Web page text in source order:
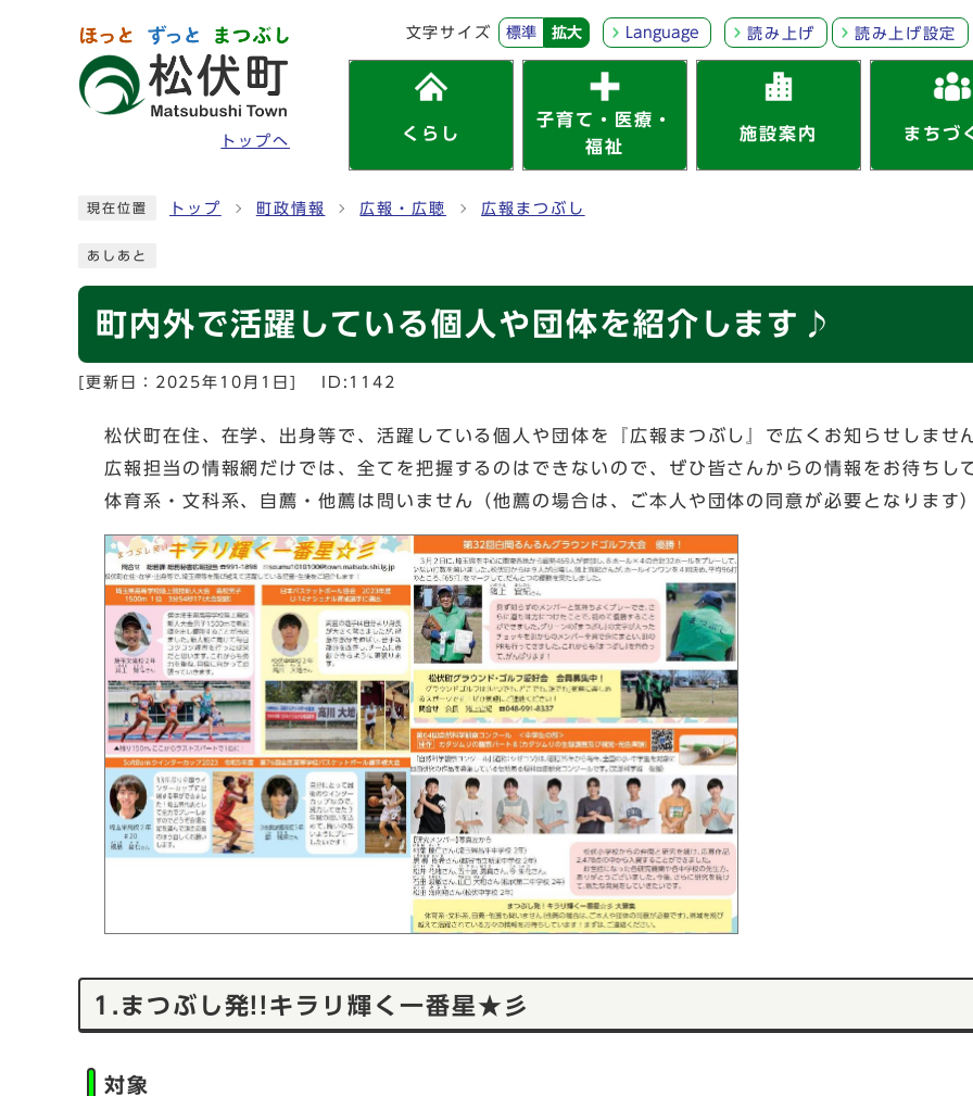
トップへ
文字サイズ 標準 拡大 Language 読み上げ 読み上げ設定
くらし
子育て・医療・
福祉
施設案内 まちづ
現在位置 トップ 町政情報 広報・広聴 広報まつぶし
あしあと
町内外で活躍している個人や団体を紹介します♪
[更新日： 2025年10月1日 ID:1142
松伏町在住、在学、出身等で、活躍している個人や団体を『広報まつぶし』で広くお知らせしませ
広報担当の情報網だけでは、全てを把握するのはできないので、ぜひ皆さんからの情報をお待ちし
体育系・文科系、自薦・他薦は問いません（他薦の場合は、ご本人や団体の同意が必要となります
1.まつぶし発!!キラリ輝く一番星★彡
対象